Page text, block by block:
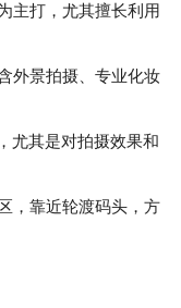
打，尤其擅长利用
景拍摄、专业化妆
其是对拍摄效果和
靠近轮渡码头，方